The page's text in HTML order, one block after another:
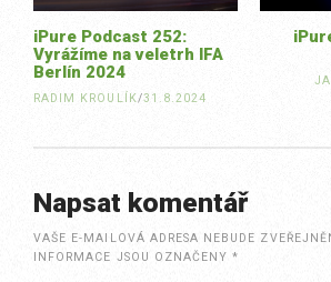
iPure Podcast 252:
Vyrážíme na veletrh IFA
Berlín 2024
RADIM KROULÍK/31.8.2024
Napsat komentář
VAŠE E-MAILOVÁ ADRESA NEBUDE
INFORMACE JSOU OZNAČENY*